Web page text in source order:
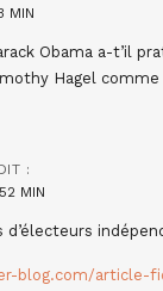
MIN
Obama a-t’il
Hagel
:
MIN
d’électeurs
blog.com/article-